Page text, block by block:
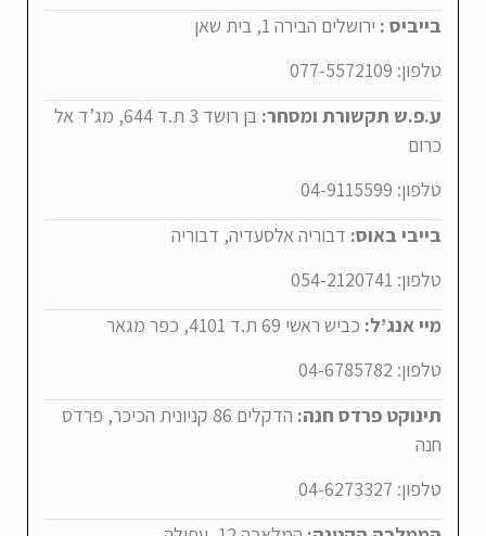
בייביס : ירושלים הבירה 1, בית שאן
טלפון:
077-5572109
ע.פ.ש תקשורת ומסחר:
בן רושד 3 ת.ד 644, מג’ד אל
כרום
טלפון: 04-9115599
בייבי באוס: דבוריה אלסעדיה, דבוריה
טלפון: 054-2120741
מיי אנג’ל: כביש ראשי 69 ת.ד 4101, כפר מגאר
טלפון: 04-6785782
תינוקט פרדס חנה:
הדקלים 86 קניונית הכיכר, פרדס
חנה
טלפון: 04-6273327